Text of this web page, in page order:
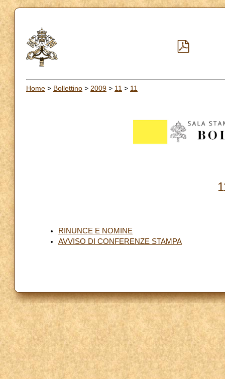
Home > Bollettino > 2009 > 11 > 11
RINUNCE E NOMINE
AVVISO DI CONFERENZE STAMPA